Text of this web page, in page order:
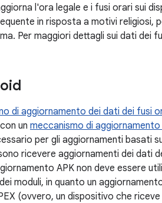
l'ora legale e i fusi orari sui
in risposta a motivi religiosi,
Per maggiori dettagli sui dati dei
di aggiornamento dei dati dei fusi
un meccanismo di
per gli aggiornamenti basati
ricevere aggiornamenti dei dati
APK non deve essere
moduli, in quanto un
(ovvero, un dispositivo che